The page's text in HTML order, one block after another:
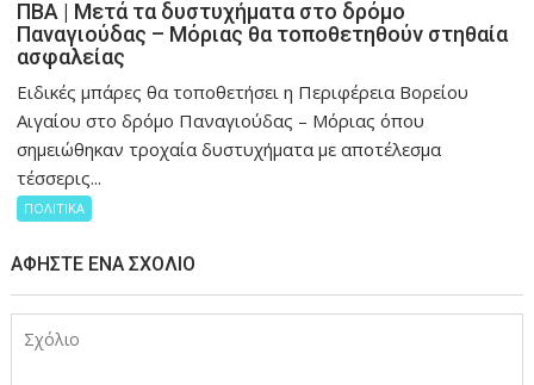
ΠΒΑ | Μετά τα δυστυχήματα στο δρόμο
Παναγιούδας – Μόριας θα τοποθετηθούν στηθαία
ασφαλείας
Ειδικές μπάρες θα τοποθετήσει η Περιφέρεια Βορείου
Αιγαίου στο δρόμο Παναγιούδας – Μόριας όπου
σημειώθηκαν τροχαία δυστυχήματα με αποτέλεσμα
τέσσερις...
ΠΟΛΙΤΙΚΑ
ΑΦΉΣΤΕ ΈΝΑ ΣΧΌΛΙΟ